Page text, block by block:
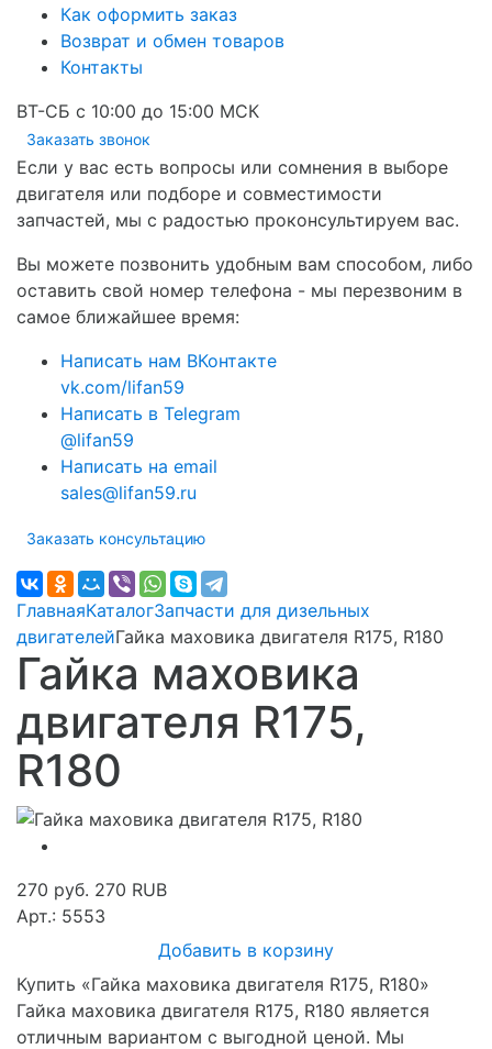
Как оформить заказ
Возврат и обмен товаров
Контакты
ВТ-СБ с 10:00 до 15:00 МСК
Заказать звонок
Если у вас есть вопросы или сомнения в выборе
двигателя или подборе и совместимости
запчастей, мы с радостью проконсультируем вас.
Вы можете позвонить удобным вам способом, либо
оставить свой номер телефона - мы перезвоним в
самое ближайшее время:
Написать нам ВКонтакте
vk.com/lifan59
Написать в Telegram
@lifan59
Написать на email
sales@lifan59.ru
Заказать консультацию
ГлавнаяКаталогЗапчасти для дизельных
двигателейГайка маховика двигателя R175, R180
Гайка маховика
двигателя R175,
R180
270 руб. 270 RUB
Арт.: 5553
Добавить в корзину
Купить «Гайка маховика двигателя R175, R180»
Гайка маховика двигателя R175, R180 является
отличным вариантом с выгодной ценой. Мы